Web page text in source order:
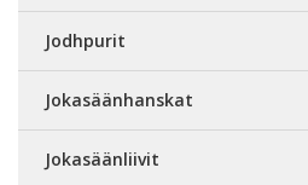
Jodhpurit
Jokasäänhanskat
Jokasäänliivit